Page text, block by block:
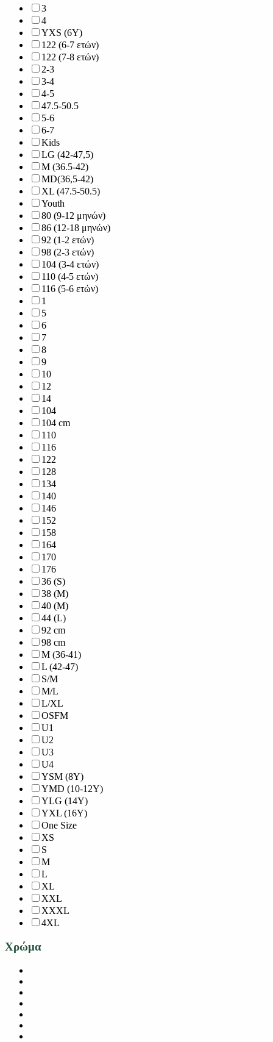
3
4
YXS (6Y)
122 (6-7 ετών)
122 (7-8 ετών)
2-3
3-4
4-5
47.5-50.5
5-6
6-7
Kids
LG (42-47,5)
M (36.5-42)
MD(36,5-42)
XL (47.5-50.5)
Youth
80 (9-12 μηνών)
86 (12-18 μηνών)
92 (1-2 ετών)
98 (2-3 ετών)
104 (3-4 ετών)
110 (4-5 ετών)
116 (5-6 ετών)
1
5
6
7
8
9
10
12
14
104
104 cm
110
116
122
128
134
140
146
152
158
164
170
176
36 (S)
38 (M)
40 (M)
44 (L)
92 cm
98 cm
M (36-41)
L (42-47)
S/M
M/L
L/XL
OSFM
U1
U2
U3
U4
YSM (8Y)
YMD (10-12Y)
YLG (14Y)
YXL (16Y)
One Size
XS
S
M
L
XL
XXL
XXXL
4XL
Χρώμα